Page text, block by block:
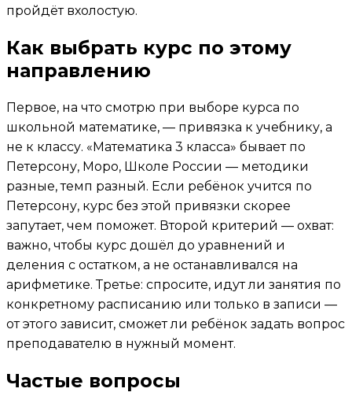
пройдёт вхолостую.
Как выбрать курс по этому
направлению
Первое, на что смотрю при выборе курса по
школьной математике, — привязка к учебнику, а
не к классу. «Математика 3 класса» бывает по
Петерсону, Моро, Школе России — методики
разные, темп разный. Если ребёнок учится по
Петерсону, курс без этой привязки скорее
запутает, чем поможет. Второй критерий — охват:
важно, чтобы курс дошёл до уравнений и
деления с остатком, а не останавливался на
арифметике. Третье: спросите, идут ли занятия по
конкретному расписанию или только в записи —
от этого зависит, сможет ли ребёнок задать вопрос
преподавателю в нужный момент.
Частые вопросы